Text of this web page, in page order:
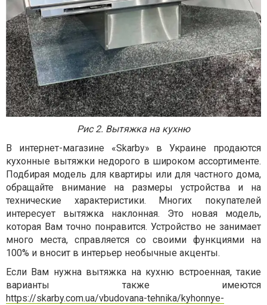
Рис 2. Вытяжка на кухню
В интернет-магазине «Skarby» в Украине продаются
кухонные вытяжки недорого в широком ассортименте.
Подбирая модель для квартиры или для частного дома,
обращайте внимание на размеры устройства и на
технические характеристики. Многих покупателей
интересует вытяжка наклонная. Это новая модель,
которая Вам точно понравится. Устройство не занимает
много места, справляется со своими функциями на
100% и вносит в интерьер необычные акценты.
Если Вам нужна вытяжка на кухню встроенная, такие
варианты также имеются
https://skarby.com.ua/vbudovana-tehnika/kyhonnye-